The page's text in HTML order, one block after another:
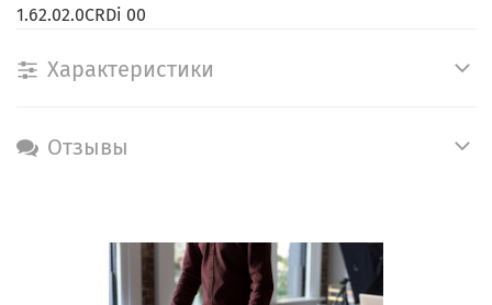
1.62.02.0CRDi 00
Характеристики
Отзывы